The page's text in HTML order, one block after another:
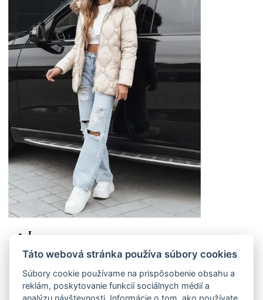
L
Doprava k Vám domov:
XL
(2 ks)
Doprava k Vám domov:
Táto webová stránka používa súbory cookies
Súbory cookie používame na prispôsobenie obsahu a
reklám, poskytovanie funkcií sociálnych médií a
analýzu návštevnosti. Informácie o tom, ako používate